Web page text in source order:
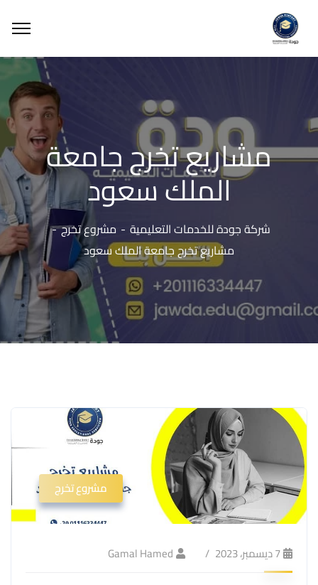
مشاريع تخرج جامعة
الملك سعود
شركة جودة للخدمات التعليمية
مشروع تخرج
مشاريع تخرج جامعة الملك سعود
مشروع تخرج
7 ديسمبر، 2023 Gamal Hamed